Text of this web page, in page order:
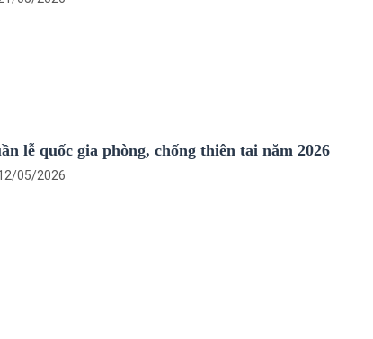
lễ quốc gia phòng, chống thiên tai năm 2026
05/2026